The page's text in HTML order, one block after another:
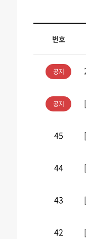
번호
공지
공지
45
44
43
42